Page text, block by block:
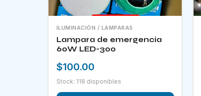
ILUMINACIÓN / LAMPARAS
Lampara de emergencia
60W LED-300
$100.00
Stock: 118 disponibles